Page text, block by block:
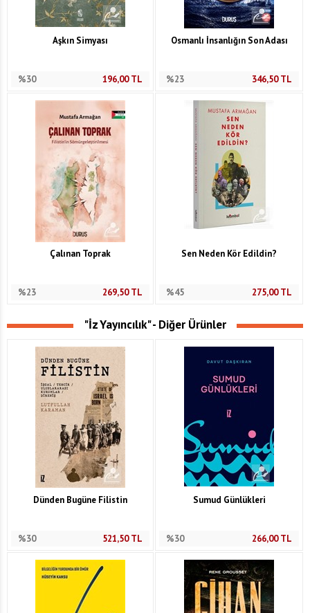
Aşkın Simyası
%30 196,00TL
Osmanlı İnsanlığın Son Adası
%23 346,50TL
Çalınan Toprak
%23 269,50TL
Sen Neden Kör Edildin?
%45 275,00TL
"İz Yayıncılık" - Diğer Ürünler
Dünden Bugüne Filistin
%30 521,50TL
Sumud Günlükleri
%30 266,00TL